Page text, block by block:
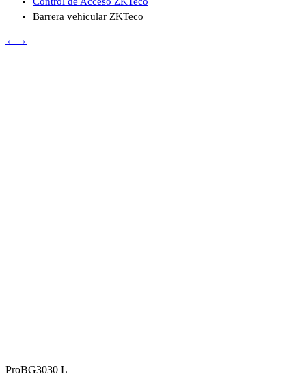
Barrera vehicular ZKTeco
← →
ProBG3030 L